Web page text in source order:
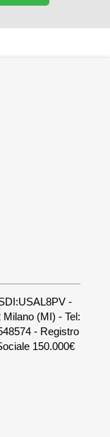
-
(MI) - Tel:
- Registro
150.000€